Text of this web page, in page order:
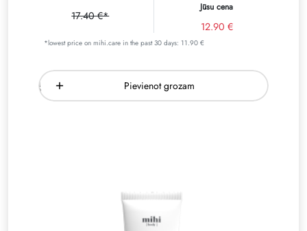
17.40 €*
Jūsu cena
12.90 €
*lowest price on mihi.care in the past 30 days: 11.90 €
Pievienot grozam